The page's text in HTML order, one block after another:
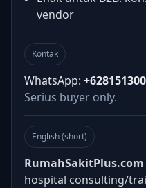
vendor
Kontak
WhatsApp:
Serius buyer only.
English (short)
RumahSakitPlus.com
hospital consulting/